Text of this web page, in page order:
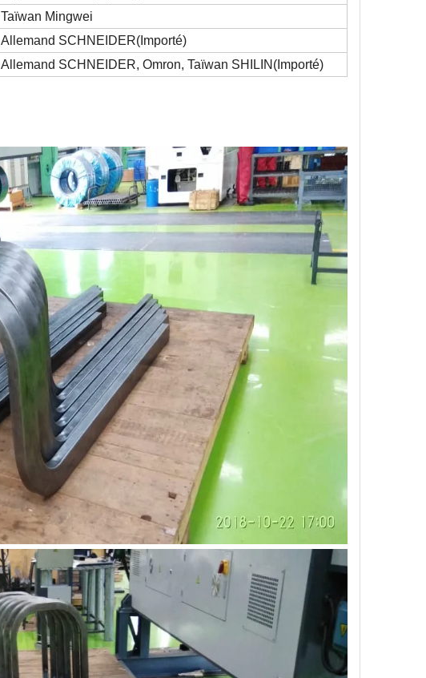
Taïwan Mingwei
Allemand SCHNEIDER( Importé)
Allemand SCHNEIDER, Omron, Taïwan SHILIN ( Importé)